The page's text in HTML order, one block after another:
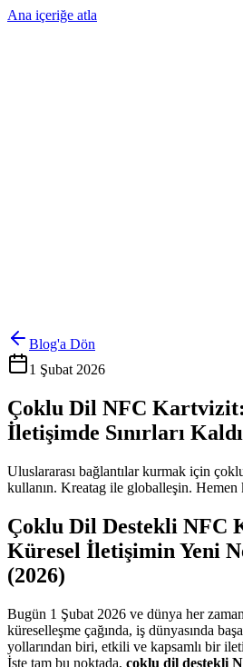
Ana içeriğe atla
Blog'a Dön
1 Şubat 2026
Çoklu Dil NFC
İletişimde Sınırları
Uluslararası bağlantılar kurmak için
kullanın. Kreatag ile globalleşin. Hemen
Çoklu Dil Destekli NFC
Küresel İletişimin Yeni
(2026)
Bugün 1 Şubat 2026 ve dünya her
küreselleşme çağında, iş dünyasında
yollarından biri, etkili ve kapsamlı bir
İşte tam bu noktada, çoklu dil destekli